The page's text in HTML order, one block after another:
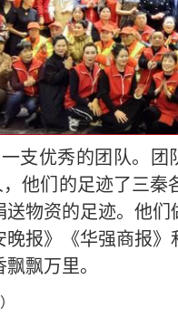
支优秀的团队。
他们的足迹了三
物资的足迹。他
报》《华强商报
飘万里。